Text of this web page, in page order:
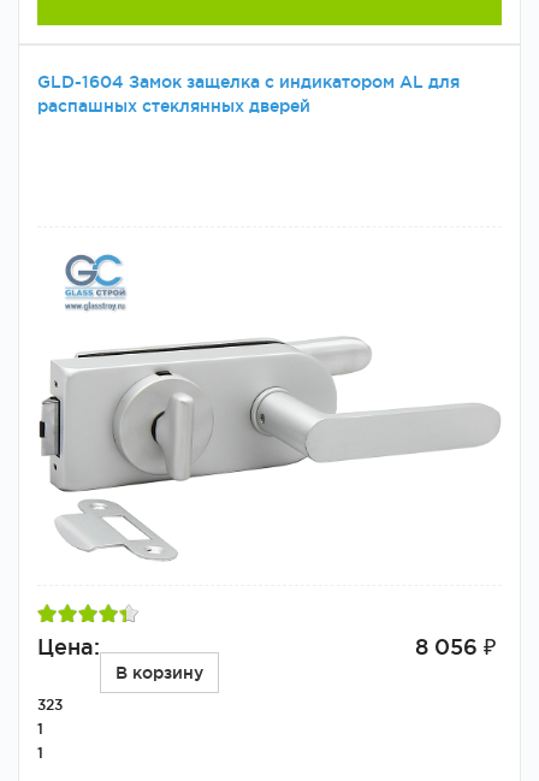
GLD-1604 Замок защелка с индикатором AL для
распашных стеклянных дверей
Цена: 8 056 ₽
В корзину
323
1
1